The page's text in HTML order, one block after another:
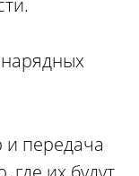
и передача